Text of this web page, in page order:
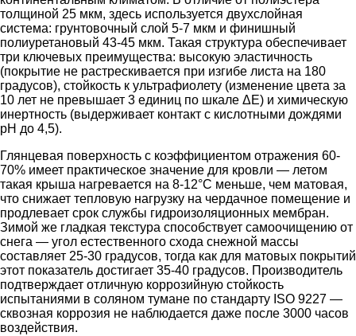
толщиной 25 мкм, здесь используется двухслойная
система: грунтовочный слой 5-7 мкм и финишный
полиуретановый 43-45 мкм. Такая структура обеспечивает
три ключевых преимущества: высокую эластичность
(покрытие не растрескивается при изгибе листа на 180
градусов), стойкость к ультрафиолету (изменение цвета за
10 лет не превышает 3 единиц по шкале ΔE) и химическую
инертность (выдерживает контакт с кислотными дождями
pH до 4,5).
Глянцевая поверхность с коэффициентом отражения 60-
70% имеет практическое значение для кровли — летом
такая крыша нагревается на 8-12°C меньше, чем матовая,
что снижает тепловую нагрузку на чердачное помещение и
продлевает срок службы гидроизоляционных мембран.
Зимой же гладкая текстура способствует самоочищению от
снега — угол естественного схода снежной массы
составляет 25-30 градусов, тогда как для матовых покрытий
этот показатель достигает 35-40 градусов. Производитель
подтверждает отличную коррозийную стойкость
испытаниями в соляном тумане по стандарту ISO 9227 —
сквозная коррозия не наблюдается даже после 3000 часов
воздействия.